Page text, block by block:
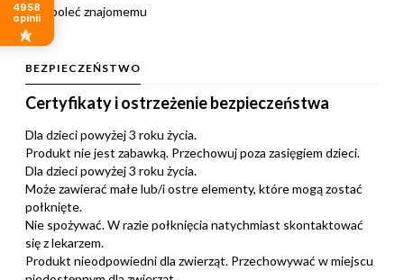
poleć znajomemu
BEZPIECZEŃSTWO
Certyfikaty i ostrzeżenie bezpieczeństwa
Dla dzieci powyżej 3 roku życia.
Produkt nie jest zabawką. Przechowuj poza zasięgiem dzieci.
Dla dzieci powyżej 3 roku życia.
Może zawierać małe lub/i ostre elementy, które mogą zostać
połknięte.
Nie spożywać. W razie połknięcia natychmiast skontaktować
się z lekarzem.
Produkt nieodpowiedni dla zwierząt. Przechowywać w miejscu
4958
opinii